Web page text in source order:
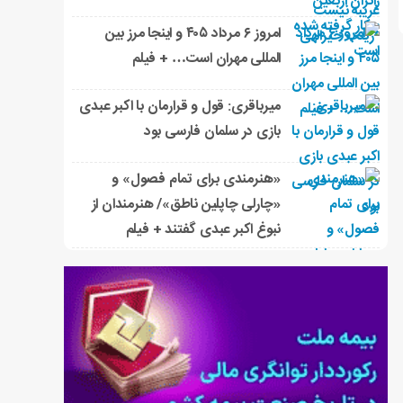
امروز ۶ مرداد ۴۰۵ و اینجا مرز بین
المللی مهران است… + فیلم
میرباقری: قول و قرارمان با اکبر عبدی
بازی در سلمان فارسی بود
«هنرمندی برای تمام فصول» و
«چارلی چاپلین ناطق»/ هنرمندان از
نبوغ اکبر عبدی گفتند + فیلم